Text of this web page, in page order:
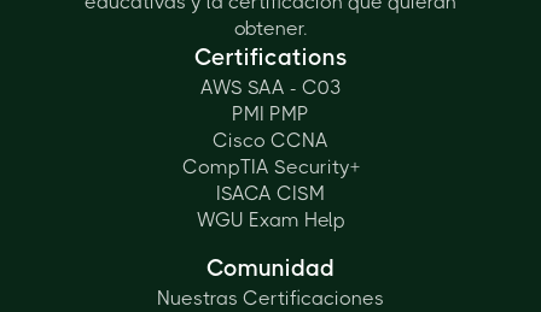
obtener.
Certifications
AWS SAA - C03
PMI PMP
Cisco CCNA
CompTIA Security+
ISACA CISM
WGU Exam Help
Comunidad
Nuestras Certificaciones